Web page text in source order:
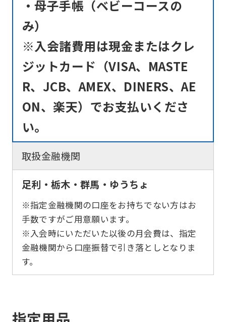
・母子手帳（ベビーコースの
み）
※入会諸費用は現金またはクレ
ジットカード（VISA、MASTE
R、JCB、AMEX、DINERS、AE
ON、楽天）でお支払いくださ
い。
取扱金融機関
足利・栃木・群馬・ゆうちょ
※指定金融機関の口座をお持ちでない方はお
手数ですがご用意願います。
※入会時にいただいた以後の月会費は、指定
金融機関から口座振替で引き落としとなりま
す。
understand
before
using
the
service.